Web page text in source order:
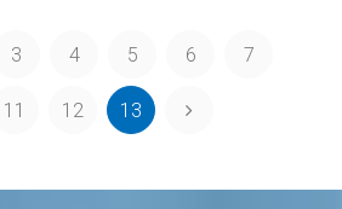
3 4 5 6 7
11 12 13